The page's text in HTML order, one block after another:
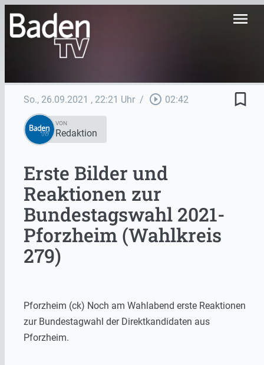
menu
So., 26.09.2021 , 22:21 Uhr / play_circle_outline 02:42 bookmark_border
VON
Redaktion
Erste Bilder und
Reaktionen zur
Bundestagswahl 2021-
Pforzheim (Wahlkreis
279)
Pforzheim (ck) Noch am Wahlabend erste Reaktionen
zur Bundestagwahl der Direktkandidaten aus
Pforzheim.